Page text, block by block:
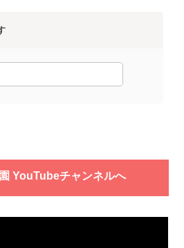
YouTubeチャンネルへ